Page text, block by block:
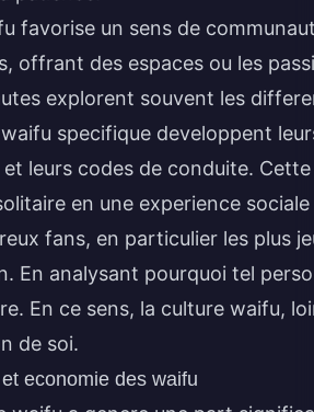
favorise un sens de
offrant des espaces ou les
explorent souvent les
specifique developpent
leurs codes de conduite.
en une experience
fans, en particulier les plus
En analysant pourquoi tel
En ce sens, la culture waifu,
de soi.
economie des waifu